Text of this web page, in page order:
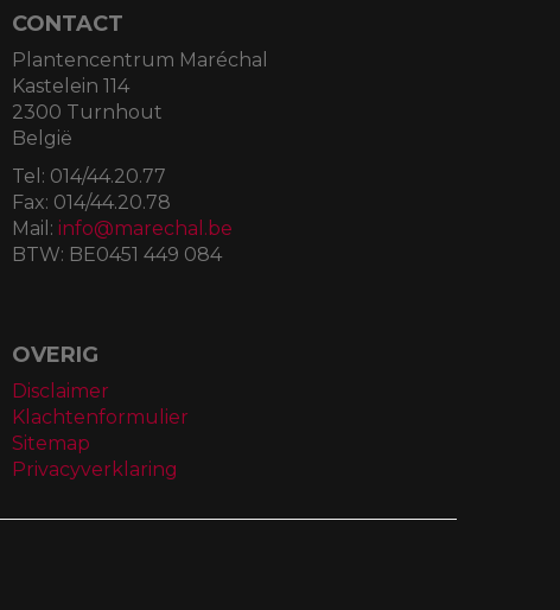
CONTACT
Plantencentrum Maréchal
Kastelein 114
2300 Turnhout
België
Tel: 014/44.20.77
Fax: 014/44.20.78
Mail: info@marechal.be
BTW: BE0451 449 084
OVERIG
Disclaimer
Klachtenformulier
Sitemap
Privacyverklaring